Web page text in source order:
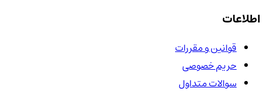
اطلاعات
قوانین و مقررات
حریم خصوصی
سوالات متداول